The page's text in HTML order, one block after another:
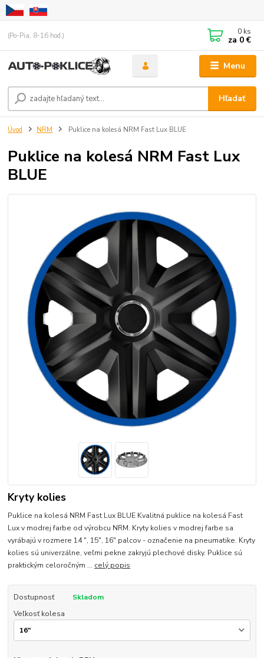
Menu
Hľadať
(Po-Pia, 8-16 hod.) 0 ks
za 0 €
Úvod NRM Puklice na kolesá NRM Fast Lux BLUE
Puklice na kolesá NRM Fast Lux
BLUE
Kryty kolies
Puklice na kolesá NRM Fast Lux BLUE Kvalitná puklice na kolesá Fast
Lux v modrej farbe od výrobcu NRM. Kryty kolies v modrej farbe sa
vyrábajú v rozmere 14 ", 15", 16" palcov - označenie na pneumatike. Kryty
kolies sú univerzálne, veľmi pekne zakryjú plechové disky. Puklice sú
praktickým celoročným ... celý popis
Dostupnosť
Skladom
Veľkosť kolesa